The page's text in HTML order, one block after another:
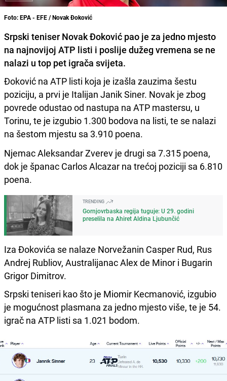
Foto: EPA - EFE / Novak Đoković
Srpski teniser Novak Đoković pao je za jedno mjesto
na najnovijoj ATP listi i poslije dužeg vremena se ne
nalazi u top pet igrača svijeta.
Đoković na ATP listi koja je izašla zauzima šestu
poziciju, a prvi je Italijan Janik Siner. Novak je zbog
povrede odustao od nastupa na ATP mastersu, u
Torinu, te je izgubio 1.300 bodova na listi, te se nalazi
na šestom mjestu sa 3.910 poena.
Njemac Aleksandar Zverev je drugi sa 7.315 poena,
dok je španac Carlos Alcazar na trećoj poziciji sa 6.810
poena.
TRENDING
Gornjovrbaska regija tuguje: U 29. godini
preselila na Ahiret Aldina Ljubunčić
Iza Đokovića se nalaze Norvežanin Casper Rud, Rus
Andrej Rubliov, Australijanac Alex de Minor i Bugarin
Grigor Dimitrov.
Srpski teniseri kao što je Miomir Kecmanović, izgubio
je mogućnost plasmana za jedno mjesto više, te je 54.
igrač na ATP listi sa 1.021 bodom.